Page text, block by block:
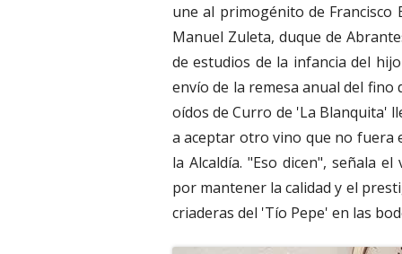
une al primogénito de Francisco
Manuel Zuleta, duque de
de estudios de la infancia del
envío de la remesa anual del fino
oídos de Curro de 'La Blanquita'
a aceptar otro vino que no fuera
la Alcaldía. "Eso dicen", señala
por mantener la calidad y el
criaderas del 'Tío Pepe' en las